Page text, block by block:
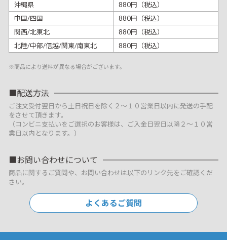
沖縄県
880円（税込）
中国/四国
880円（税込）
関西/北東北
880円（税込）
北陸/中部/信越/関東/南東北
880円（税込）
※商品により送料が異なる場合がございます。
配送方法
ご注文受付翌日から土日祝日を除く２～１０営業日以内に発送の手配
をさせて頂きます。
（コンビニ支払いをご選択のお客様は、ご入金日翌日以降２～１０営
業日以内となります。）
お問い合わせについて
商品に関するご質問や、お問い合わせは以下のリンク先をご確認くだ
さい。
よくあるご質問